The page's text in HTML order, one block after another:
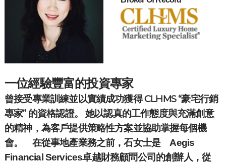
一位經驗豐富的投資專家
曾接受專業訓練並以實績成功獲得 CLHMS “豪宅行銷
專家” 的資格認證。她以認真的工作態度與充滿創意
的精神， 為客戶提供策略性方案並協助掌握每個機
會。 在從事地產業務之前，石女士是 Aegis
Financial Services卓越財務顧問公司的創辦人，從